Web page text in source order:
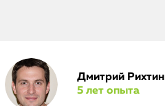
Дмитрий Рихтин
5 лет опыта